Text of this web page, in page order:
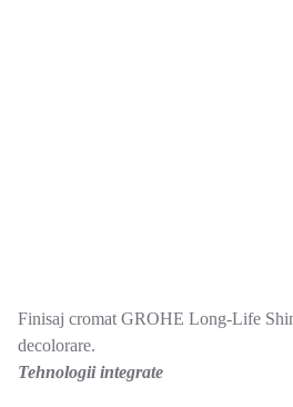
Finisaj cromat GROHE Long-Life
decolorare.
Tehnologii integrate